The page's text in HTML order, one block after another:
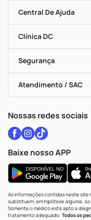
Seja Uma Loja Parceira
Mapa De Categorias
Convênios
Programa Popular Do
Encarte De Ofertas
Dermaclub
Cupons E Ofertas
Black Friday
Central De Ajuda
Recompra Programada
Alomed
Formas De Pagamento
Troca E Devolução
Bulas De A A Z
Políticas De
Clínica DC
Serviços Farmacêuticos
Testes Rápidos
Autoteste Covid-19
Vacinas
Segurança
Portal Da Privacidade
Atendimento / SAC
Nossas redes sociais
Baixe nosso APP
As informações contidas neste site
substituem, em hipótese alguma,
Somente o médico está apto a
tratamento adequado. Todos os